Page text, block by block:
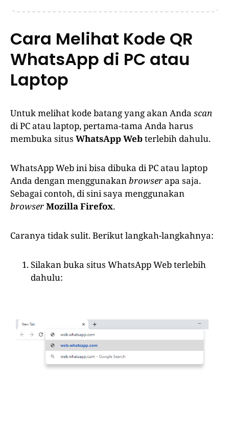
Cara Melihat Kode QR
WhatsApp di PC atau
Laptop
Untuk melihat kode batang yang akan Anda scan
di PC atau laptop, pertama-tama Anda harus
membuka situs WhatsApp Webterlebih dahulu.
WhatsApp Web ini bisa dibuka di PC atau laptop
Anda dengan menggunakanbrowserapa saja.
Sebagai contoh, di sini saya menggunakan
browserMozilla Firefox.
Caranya tidak sulit. Berikut langkah-langkahnya:
Silakan buka situs WhatsApp Web terlebih
dahulu: